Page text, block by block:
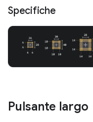
Specifiche
Pulsante largo